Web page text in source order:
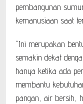
pembangunan
kemanusiaan saat
“Ini merupakan
semakin dekat
hanya ketika ada
membantu
pangan, air bersih,